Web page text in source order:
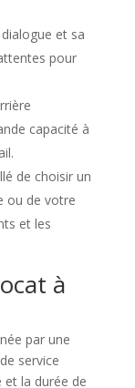
et sa
pour
capacité à
de choisir un
ou de votre
et les
à
par une
service
et la durée de